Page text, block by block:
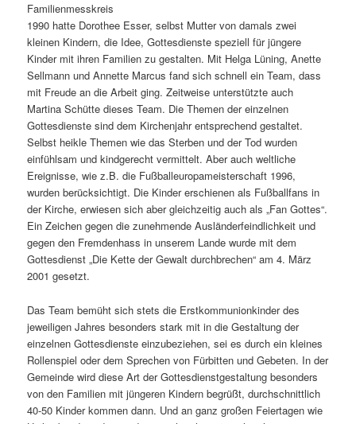
Familienmesskreis
1990 hatte Dorothee Esser, selbst Mutter von damals zwei
kleinen Kindern, die Idee, Gottesdienste speziell für jüngere
Kinder mit ihren Familien zu gestalten. Mit Helga Lüning, Anette
Sellmann und Annette Marcus fand sich schnell ein Team, dass
mit Freude an die Arbeit ging. Zeitweise unterstützte auch
Martina Schütte dieses Team. Die Themen der einzelnen
Gottesdienste sind dem Kirchenjahr entsprechend gestaltet.
Selbst heikle Themen wie das Sterben und der Tod wurden
einfühlsam und kindgerecht vermittelt. Aber auch weltliche
Ereignisse, wie z.B. die Fußballeuropameisterschaft 1996,
wurden berücksichtigt. Die Kinder erschienen als Fußballfans in
der Kirche, erwiesen sich aber gleichzeitig auch als „Fan Gottes“.
Ein Zeichen gegen die zunehmende Ausländerfeindlichkeit und
gegen den Fremdenhass in unserem Lande wurde mit dem
Gottesdienst „Die Kette der Gewalt durchbrechen“ am 4. März
2001 gesetzt.
Das Team bemüht sich stets die Erstkommunionkinder des
jeweiligen Jahres besonders stark mit in die Gestaltung der
einzelnen Gottesdienste einzubeziehen, sei es durch ein kleines
Rollenspiel oder dem Sprechen von Fürbitten und Gebeten. In der
Gemeinde wird diese Art der Gottesdienstgestaltung besonders
von den Familien mit jüngeren Kindern begrüßt, durchschnittlich
40-50 Kinder kommen dann. Und an ganz großen Feiertagen wie